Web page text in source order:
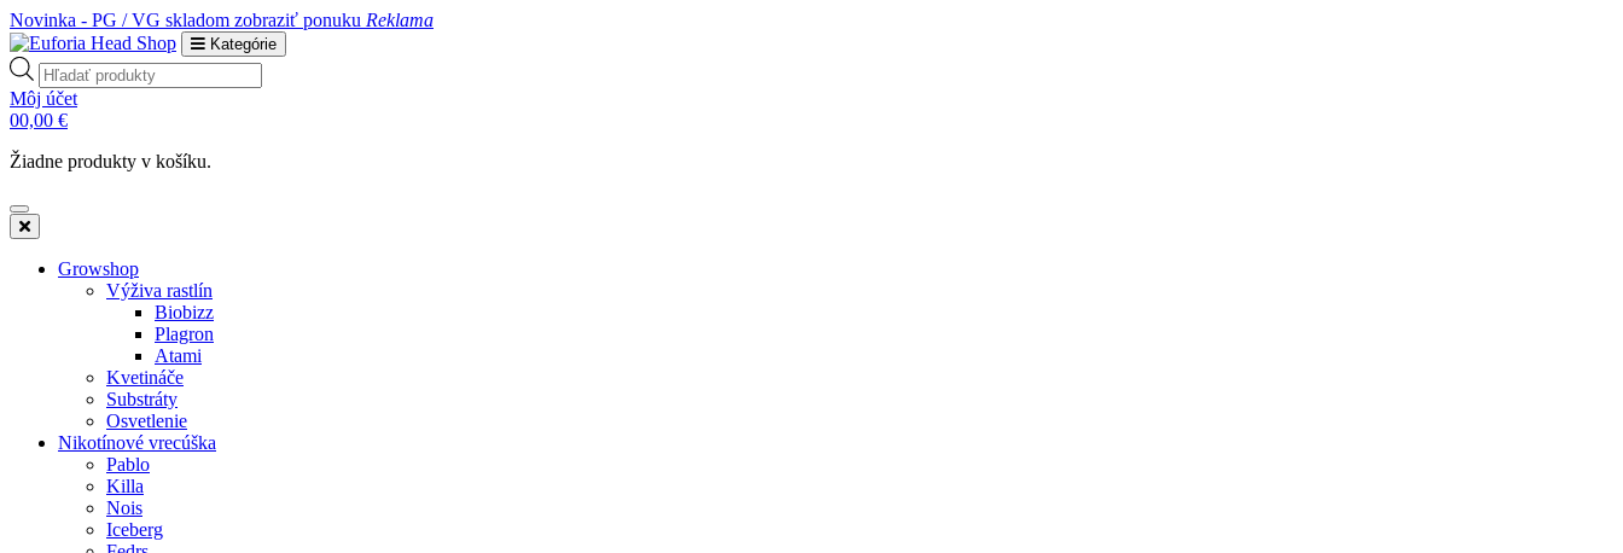
Novinka - PG / VG skladom zobraziť ponuku Reklama
Kategórie
Products
search
Môj účet
00,00 €
Žiadne produkty v košíku.
Growshop
Výživa rastlín
Biobizz
Plagron
Atami
Kvetináče
Substráty
Osvetlenie
Nikotínové vrecúška
Pablo
Killa
Nois
Iceberg